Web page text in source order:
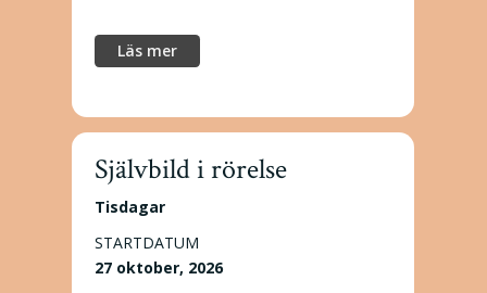
Läs mer
Självbild i rörelse
Tisdagar
STARTDATUM
27 oktober, 2026